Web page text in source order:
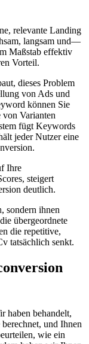
relevante Landing
langsam und—
Maßstab effektiv
Vorteil.
dieses Problem
von Ads und
können Sie
von Varianten
fügt Keywords
jeder Nutzer eine
Ihre
steigert
deutlich.
sondern ihnen
übergeordnete
die repetitive,
tatsächlich senkt.
haben behandelt,
und Ihnen
wie ein